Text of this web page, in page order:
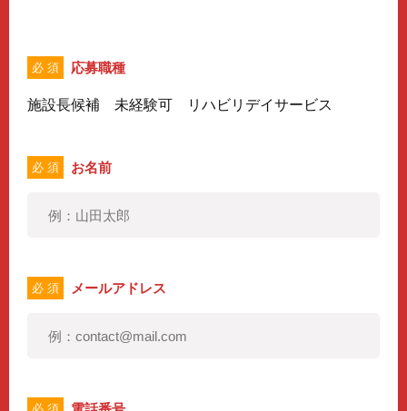
必 須 応募職種
施設長候補 未経験可 リハビリデイサービス
必 須 お名前
必 須 メールアドレス